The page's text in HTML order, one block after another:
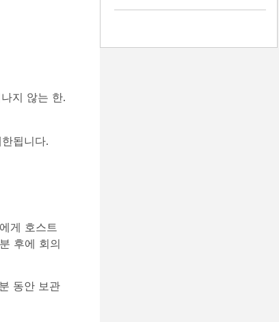
지 않는 한.
됩니다.
게 호스트
후에 회의
동안 보관